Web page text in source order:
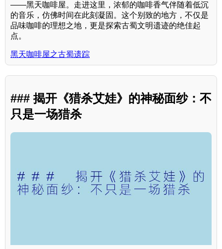
——黑天咖啡屋。走进这里，浓郁的咖啡香气伴随着低沉
的音乐，仿佛时间在此刻凝固。这个别致的地方，不仅是
品味咖啡的理想之地，更是探索古蜀文明遗迹的绝佳起
点。
黑天咖啡屋之古蜀遗踪
### 揭开《猎杀艾娃》的神秘面纱：不
只是一场猎杀